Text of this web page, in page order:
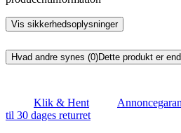
Vis sikkerhedsoplysninger
Hvad andre synes (0)Dette produkt er
Klik & Hent
til 30 dages returret